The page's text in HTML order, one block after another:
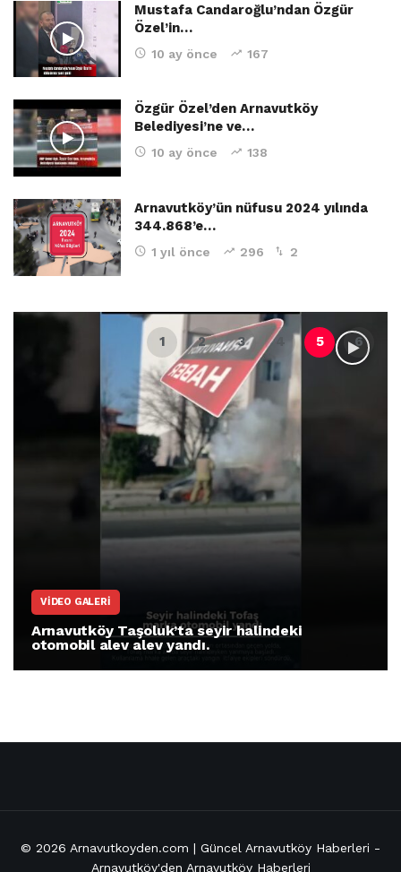
Mustafa Candaroğlu’ndan Özgür
Özel’in…
10 ay önce 167
Özgür Özel’den Arnavutköy
Belediyesi’ne ve…
10 ay önce 138
Arnavutköy’ün nüfusu 2024 yılında
344.868’e…
1 yıl önce 296 2
VIDEO GALERI
Arnavutköy Taşoluk’ta seyir halindeki
otomobil alev alev yandı.
© 2026 Arnavutkoyden.com | Güncel Arnavutköy Haberleri -
Arnavutköy'den Arnavutköy Haberleri